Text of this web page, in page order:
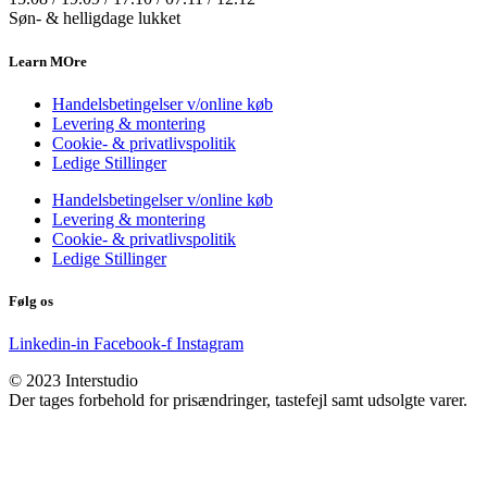
Søn- & helligdage lukket
Learn MOre
Handelsbetingelser v/online køb
Levering & montering
Cookie- & privatlivspolitik
Ledige Stillinger
Handelsbetingelser v/online køb
Levering & montering
Cookie- & privatlivspolitik
Ledige Stillinger
Følg os
Linkedin-in Facebook-f Instagram
© 2023 Interstudio
Der tages forbehold for prisændringer, tastefejl samt udsolgte varer.